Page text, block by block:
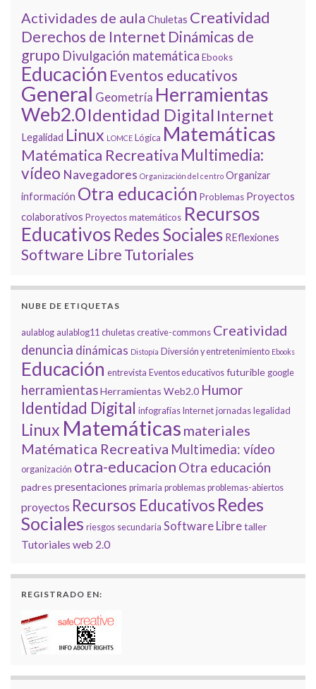
Actividades de aula Chuletas Creatividad
Derechos de Internet Dinámicas de
grupo Divulgación matemática Ebooks
Educación Eventos educativos
General Geometría Herramientas
Web2.0Identidad Digital Internet
Legalidad Linux LOMCE Lógica Matemáticas
Matématica Recreativa Multimedia:
vídeo Navegadores Organización del centro Organizar
información Otra educación Problemas Proyectos
colaborativos Proyectos matemáticos Recursos
Educativos Redes Sociales REflexiones
Software LibreTutoriales
NUBE DE ETIQUETAS
aulablog aulablog11 chuletas creative-commons Creatividad
denuncia dinámicas Distopía Diversión y entretenimiento Ebooks
Educación entrevista Eventos educativos futurible google
herramientasHerramientas Web2.0 Humor
Identidad Digital infografías Internet jornadas legalidad
Linux Matemáticas materiales
Matématica Recreativa Multimedia: vídeo
organización otra-educacion Otra educación
padres presentaciones primaria problemas problemas-abiertos
proyectos Recursos Educativos Redes
Sociales riesgos secundaria Software Libretaller
Tutoriales web 2.0
REGISTRADO EN: